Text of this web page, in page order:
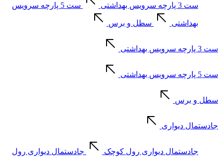
ست 3 پارچه سرویس بهداشتی ست 5 پارچه سرویس
بهداشتی سطل و برس
ست 3 پارچه سرویس بهداشتی
ست 5 پارچه سرویس بهداشتی
سطل و برس
جادستمال دیواری
جادستمال دیواری رول کوچک جادستمال دیواری رول